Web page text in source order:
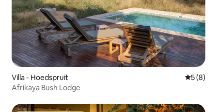
Villa - Hoedspruit 55 (8)
Afrikaya Bush Lodge